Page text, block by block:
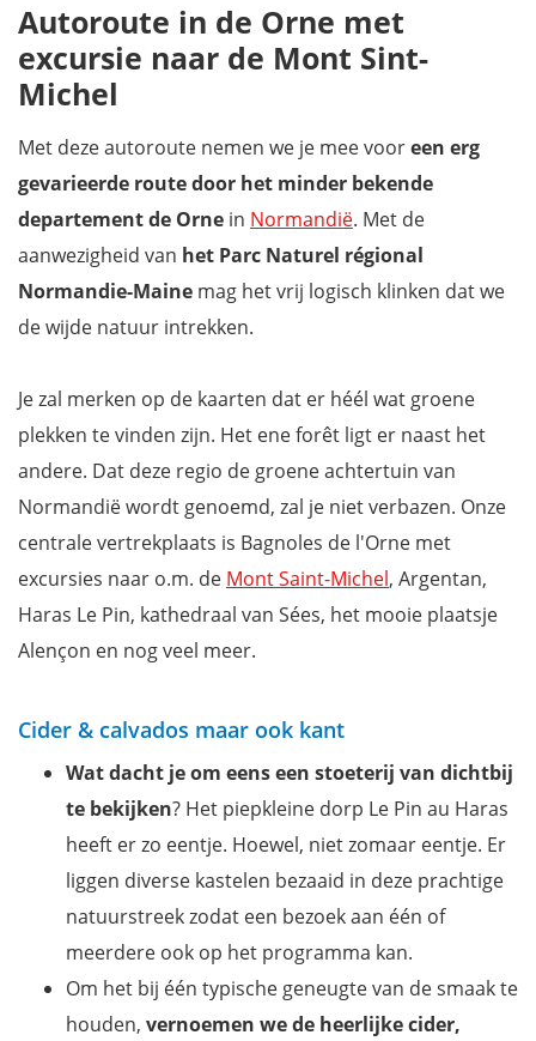
Autoroute in de Orne met
excursie naar de Mont Sint-
Michel
Met deze autoroute nemen we je mee vooreen erg
gevarieerde route door het minder bekende
departement de Orne in Normandië. Met de
aanwezigheid van het Parc Naturel régional
Normandie-Maine mag het vrij logisch klinken dat we
de wijde natuur intrekken.
Je zal merken op de kaarten dat er héél wat groene
plekken te vinden zijn. Het ene forêt ligt er naast het
andere. Dat deze regio de groene achtertuin van
Normandië wordt genoemd, zal je niet verbazen. Onze
centrale vertrekplaats is Bagnoles de l'Orne met
excursies naar o.m. de Mont Saint-Michel, Argentan,
Haras Le Pin, kathedraal van Sées, het mooie plaatsje
Alençon en nog veel meer.
Cider & calvados maar ook kant
Wat dacht je om eens een stoeterij van dichtbij
te bekijken? Het piepkleine dorp Le Pin au Haras
heeft er zo eentje. Hoewel, niet zomaar eentje. Er
liggen diverse kastelen bezaaid in deze prachtige
natuurstreek zodat een bezoek aan één of
meerdere ook op het programma kan.
Om het bij één typische geneugte van de smaak te
houden, vernoemen we de heerlijke cider,